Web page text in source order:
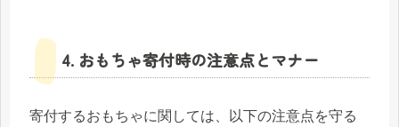
4. おもちゃ寄付時の注意点とマナー
寄付するおもちゃに関しては、以下の注意点を守る